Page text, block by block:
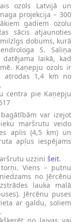
ozols Latvijā un
projekcija – 300
gadiem ozolu
sācis atjaunoties
dobums, kurā
S. Saliņa
laikā, kad
Kaņepju ozols ir
atrodas 1,4 km no
centra pie Kaņepju
var izejot
maršrutu veido
aplis (4,5 km) un
apļus iespējams
uzzinišeit.
Viens – putnu
no Jērcēnu
lauka malā
Jērcēnu puses
ar galdu, soliem